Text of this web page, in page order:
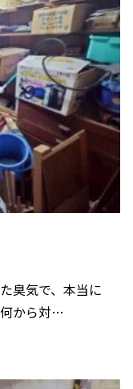
臭気で、本当に
から対…